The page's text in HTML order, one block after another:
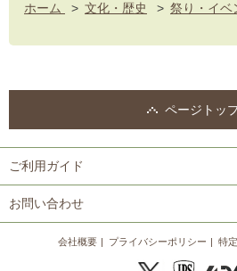
ホーム > 文化・歴史 > 祭り・イベ
ページトッ
ご利用ガイド
お問い合わせ
会社概要 プライバシーポリシー 特